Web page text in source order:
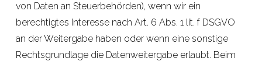
von Daten an Steuerbehörden), wenn wir ein
berechtigtes Interesse nach Art. 6 Abs. 1 lit. f DSGVO
an der Weitergabe haben oder wenn eine sonstige
Rechtsgrundlage die Datenweitergabe erlaubt. Beim